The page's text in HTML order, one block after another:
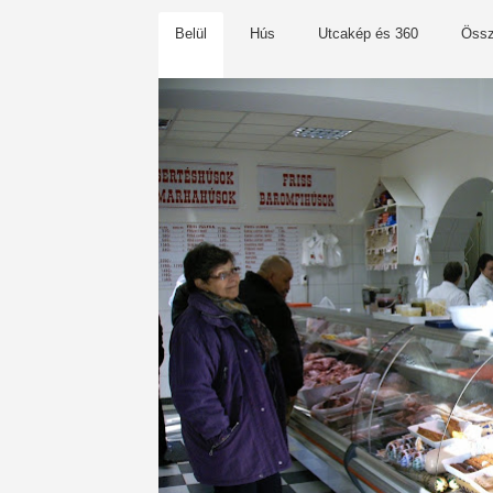
Belül Hús Utcakép és 360